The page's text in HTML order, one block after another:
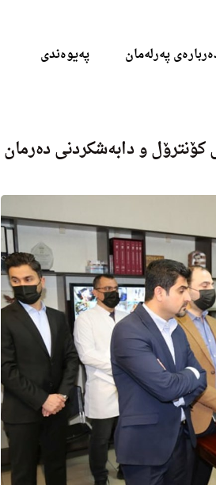
پەرلەمان پەیوەندی
كۆنترۆل و دابه‌شكردنی ده‌رمان